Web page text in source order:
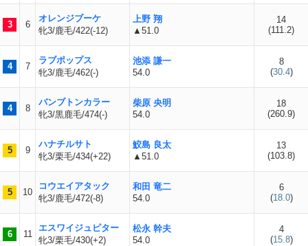
3 6
オレンジブーケ
牝3/鹿毛/422(-12)
上野 翔
▲51.0
14
(111.2)
4 7
ラブポップス
牝3/鹿毛/462(-)
池添 謙一
54.0
8
(30.4)
4 8
バンブトンカラー
牝3/黒鹿毛/474(-)
柴原 央明
54.0
18
(260.9)
5 9
ハナチルサト
牝3/栗毛/434(+22)
鮫島 良太
▲51.0
13
(103.8)
5 10
コウエイアタック
牝3/鹿毛/472(-8)
和田 竜二
54.0
6
(18.0)
6 11
エスワイジュピター
牝3/栗毛/430(+2)
松永 幹夫
54.0
4
(15.8)